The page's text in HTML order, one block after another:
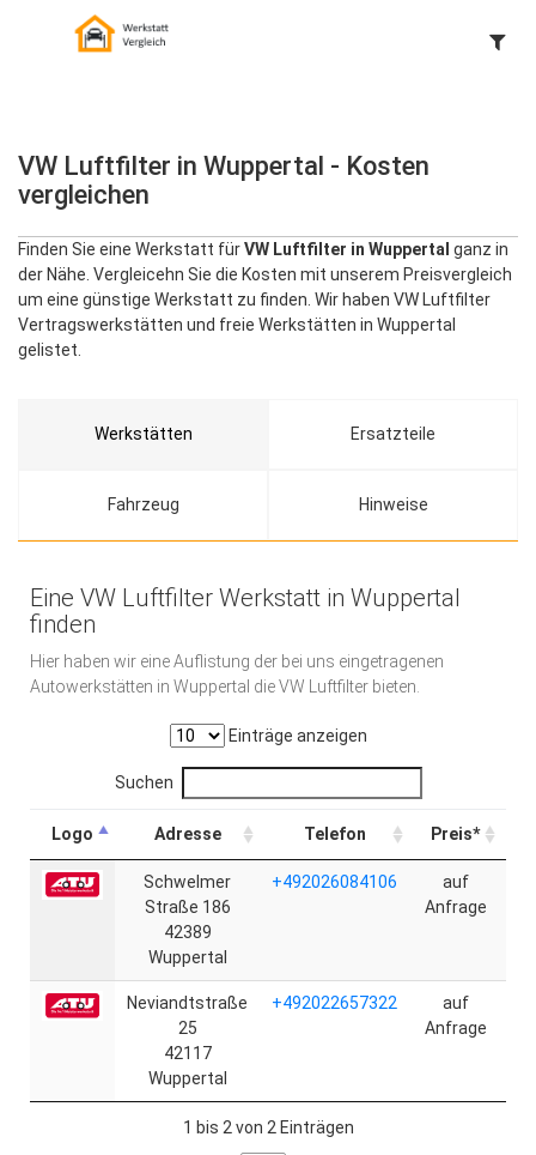
VW Luftfilter in Wuppertal - Kosten
vergleichen
Finden Sie eine Werkstatt fürVW Luftfilter in Wuppertal ganz in
der Nähe. Vergleicehn Sie die Kosten mit unserem Preisvergleich
um eine günstige Werkstatt zu finden. Wir haben VW Luftfilter
Vertragswerkstätten und freie Werkstätten in Wuppertal
gelistet.
Werkstätten Ersatzteile
Fahrzeug Hinweise
Eine VW Luftfilter Werkstatt in Wuppertal
finden
Hier haben wir eine Auflistung der bei uns eingetragenen
Autowerkstätten in Wuppertal die VW Luftfilter bieten.
Einträge anzeigen
Suchen
Logo Adresse Telefon Preis*
Schwelmer
Straße 186
42389
Wuppertal
+492026084106
auf
Anfrage
Neviandtstraße
25
42117
Wuppertal
+492022657322
auf
Anfrage
1 bis 2 von 2 Einträgen